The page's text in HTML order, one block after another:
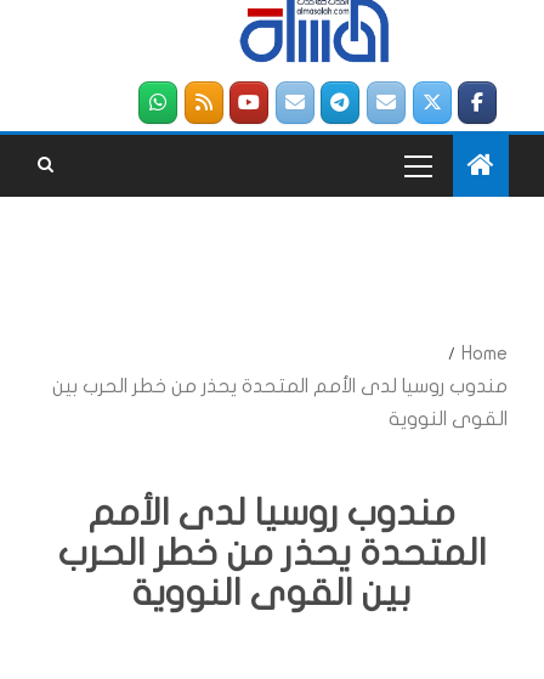
Home
مندوب روسيا لدى الأمم المتحدة يحذر من خطر الحرب بين
القوى النووية
مندوب روسيا لدى الأمم
المتحدة يحذر من خطر الحرب
بين القوى النووية